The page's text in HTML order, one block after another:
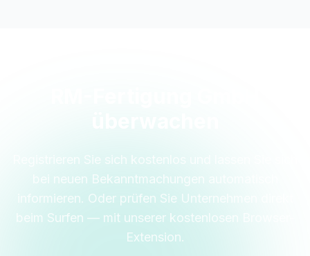
Registrieren Sie sich kostenlos und lassen Sie sich
bei neuen Bekanntmachungen automatisch
informieren. Oder prüfen Sie Unternehmen direkt
beim Surfen — mit unserer kostenlosen Browser-
Extension.